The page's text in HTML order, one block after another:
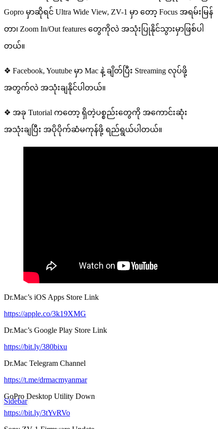
Gopro မှာဆိုရင် Ultra Wide View, ZV-1 မှာ တော့ Focus အရမ်းမြန်
တာ၊ Zoom In/Out features တွေကိုလဲ အသုံးပြုနိုင်သွားမှာဖြစ်ပါ
တယ်။
❖ Facebook, Youtube မှာ Mac နဲ့ ချိတ်ပြီး Streaming လုပ်ဖို့
အတွက်လဲ အသုံးချနိုင်ပါတယ်။
❖ အခု Tutorial ကတော့ ရှိတဲ့ပစ္စည်းတွေကို အကောင်းဆုံး
အသုံးချပြီး အပိုပိုက်ဆံမကုန်ဖို့ ရည်ရွယ်ပါတယ်။
Dr.Mac’s iOS Apps Store Link
https://apple.co/3k19XMG
Dr.Mac’s Google Play Store Link
https://bit.ly/380bixu
Dr.Mac Telegram Channel
https://t.me/drmacmyanmar
GoPro Desktop Utility Down
https://bit.ly/3tYvRVo
Sidebar